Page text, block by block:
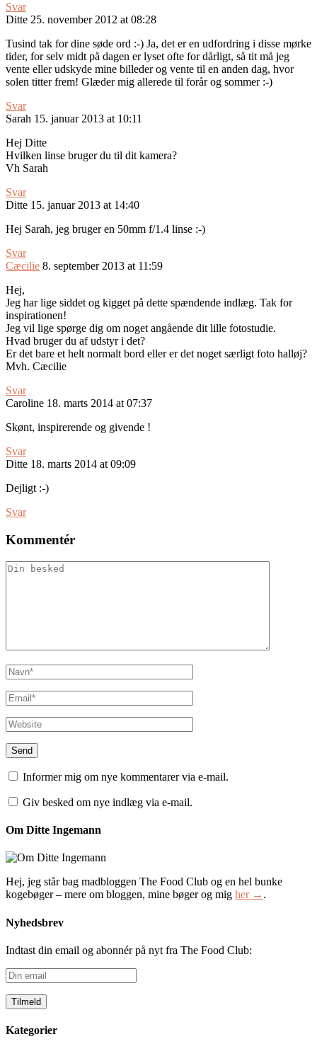
Svar
Ditte 25. november 2012 at 08:28
Tusind tak for dine søde ord :-) Ja, det er en udfordring i disse mørke
tider, for selv midt på dagen er lyset ofte for dårligt, så tit må jeg
vente eller udskyde mine billeder og vente til en anden dag, hvor
solen titter frem! Glæder mig allerede til forår og sommer :-)
Svar
Sarah 15. januar 2013 at 10:11
Hej Ditte
Hvilken linse bruger du til dit kamera?
Vh Sarah
Svar
Ditte 15. januar 2013 at 14:40
Hej Sarah, jeg bruger en 50mm f/1.4 linse :-)
Svar
Cæcilie 8. september 2013 at 11:59
Hej,
Jeg har lige siddet og kigget på dette spændende indlæg. Tak for
inspirationen!
Jeg vil lige spørge dig om noget angående dit lille fotostudie.
Hvad bruger du af udstyr i det?
Er det bare et helt normalt bord eller er det noget særligt foto halløj?
Mvh. Cæcilie
Svar
Caroline 18. marts 2014 at 07:37
Skønt, inspirerende og givende !
Svar
Ditte 18. marts 2014 at 09:09
Dejligt :-)
Svar
Kommentér
Informer mig om nye kommentarer via e-mail.
Giv besked om nye indlæg via e-mail.
Om Ditte Ingemann
Hej, jeg står bag madbloggen The Food Club og en hel bunke
kogebøger – mere om bloggen, mine bøger og mig her → .
Nyhedsbrev
Indtast din email og abonnér på nyt fra The Food Club:
Din
email
Kategorier